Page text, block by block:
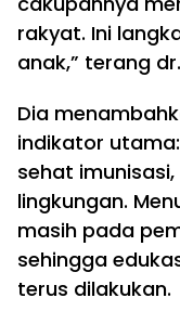
rakyat. Ini
anak,” terang
Dia
indikator
sehat
lingkungan.
masih pada
sehingga
terus dilakukan.